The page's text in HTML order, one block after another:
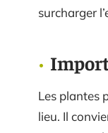
surcharger
Les plantes
lieu. Il